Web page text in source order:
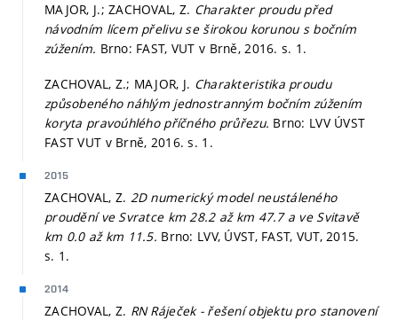
MAJOR, J.; ZACHOVAL, Z. Charakter proudu před
návodním lícem přelivu se širokou korunou s bočním
zúžením. Brno: FAST, VUT v Brně, 2016. s. 1.
ZACHOVAL, Z.; MAJOR, J. Charakteristika proudu
způsobeného náhlým jednostranným bočním zúžením
koryta pravoúhlého příčného průřezu. Brno: LVV ÚVST
FAST VUT v Brně, 2016.s. 1.
2015
ZACHOVAL, Z. 2D numerický model neustáleného
proudění ve Svratce km 28.2 až km 47.7 a ve Svitavě
km 0.0 až km 11.5. Brno: LVV, ÚVST, FAST, VUT, 2015.
s. 1.
2014
ZACHOVAL, Z. RN Ráječek - řešení objektu pro stanovení